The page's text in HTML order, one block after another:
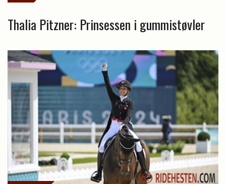
Thalia Pitzner: Prinsessen i gummistøvler